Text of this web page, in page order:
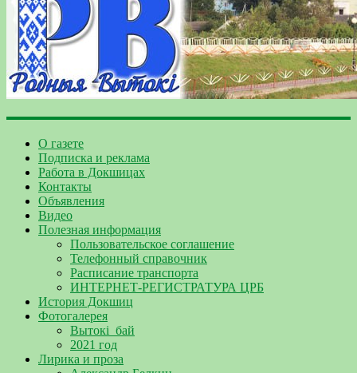
О газете
Подписка и реклама
Работа в Докшицах
Контакты
Объявления
Видео
Полезная информация
Пользовательское соглашение
Телефонный справочник
Расписание транспорта
ИНТЕРНЕТ-РЕГИСТРАТУРА ЦРБ
История Докшиц
Фотогалерея
Вытокі_бай
2021 год
Лирика и проза